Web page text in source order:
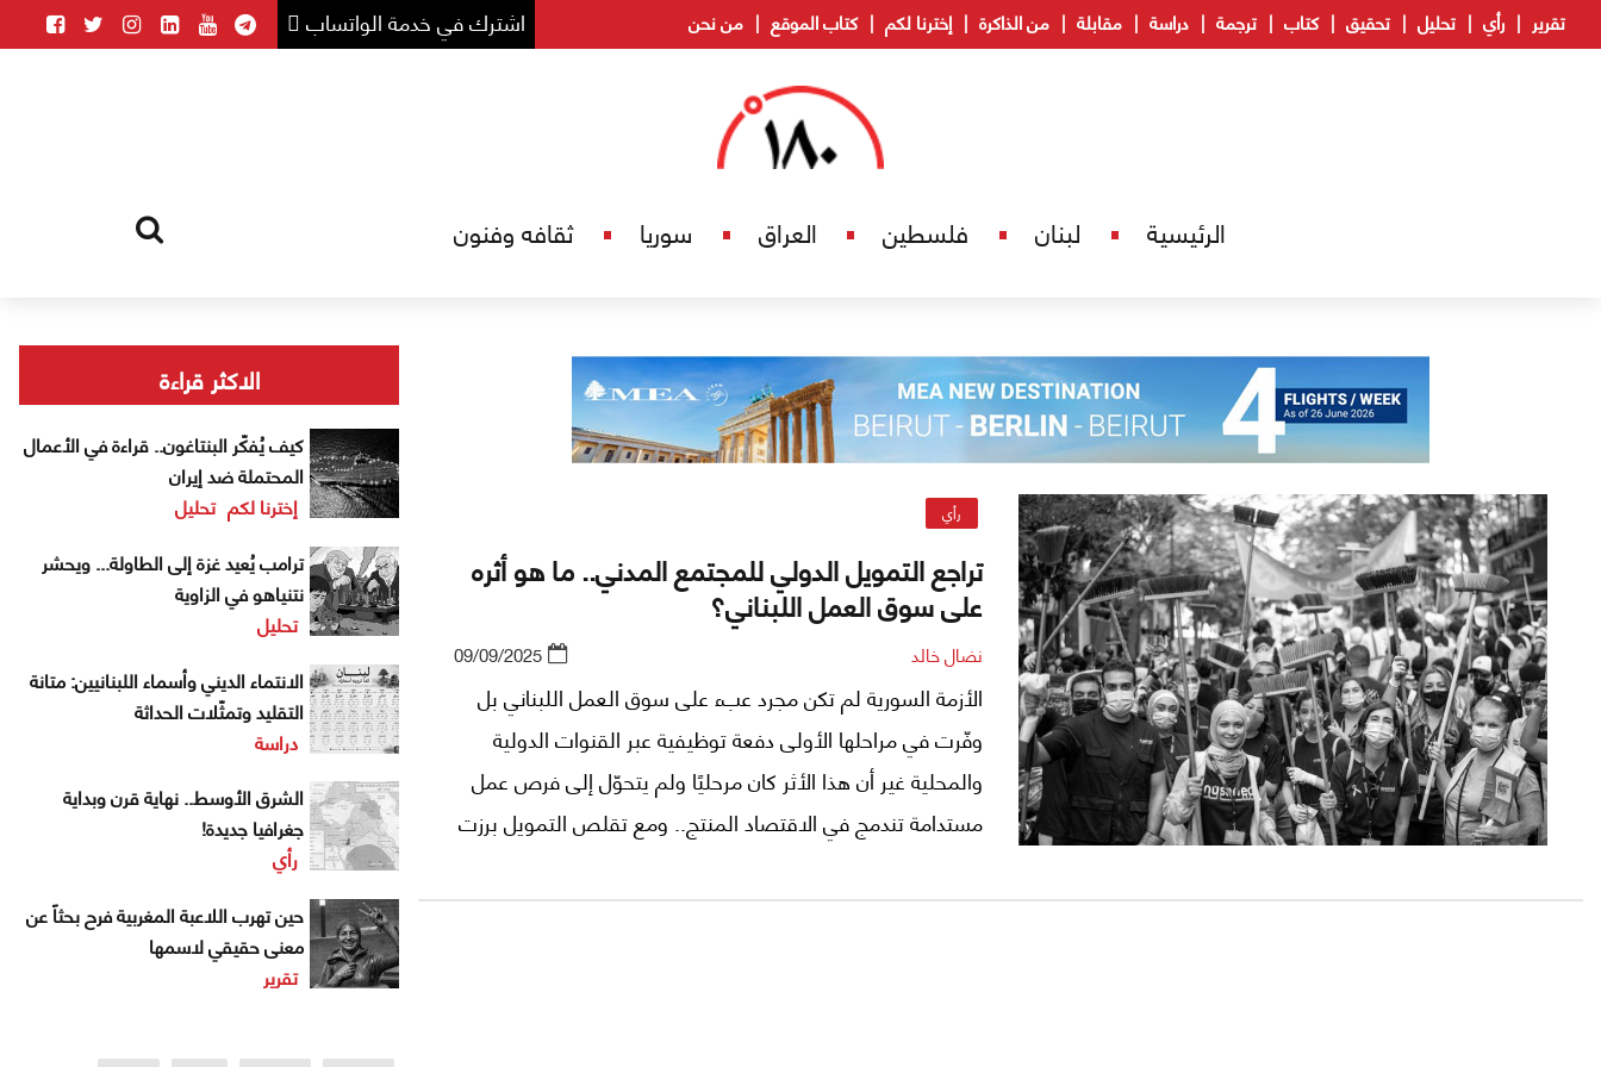
اشترك في خدمة الواتساب تقرير رأي تحليل تحقيق كتاب ترجمة دراسة مقابلة من الذاكرة إخترنا لكم كتاب الموقع من نحن
الرئيسية لبنان فلسطين العراق سوريا ثقافه وفنون
رأي
تراجع التمويل الدولي للمجتمع المدني.. ما هو أثره
على سوق العمل اللبناني؟
نضال خالد 09/09/2025
الأزمة السورية لم تكن مجرد عبء على سوق العمل اللبناني بل
وفّرت في مراحلها الأولى دفعة توظيفية عبر القنوات الدولية
والمحلية غير أن هذا الأثر كان مرحليًا ولم يتحوّل إلى فرص عمل
مستدامة تندمج في الاقتصاد المنتج.. ومع تقلص التمويل برزت
البطالة ما يستدعي استراتيجيات لربط هذه الخبرات المكتسبة
الاكثر قراءة
كيف يُفكّر البنتاغون.. قراءة في الأعمال
المحتملة ضد إيران
إخترنا لكم تحليل
ترامب يُعيد غزة إلى الطاولة... ويحشر
نتنياهو في الزاوية
تحليل
الانتماء الديني وأسماء اللبنانيين: متانة
التقليد وتمثّلات الحداثة
دراسة
الشرق الأوسط.. نهاية قرن وبداية
جغرافيا جديدة!
رأي
حين تهرب اللاعبة المغربية فرح بحثاً عن
معنى حقيقي لاسمها
تقرير